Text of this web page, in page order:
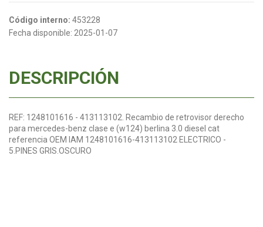
Código interno: 453228
Fecha disponible: 2025-01-07
DESCRIPCIÓN
REF: 1248101616 - 413113102. Recambio de retrovisor derecho
para mercedes-benz clase e (w124) berlina 3.0 diesel cat
referencia OEM IAM 1248101616-413113102 ELECTRICO -
5.PINES GRIS.OSCURO